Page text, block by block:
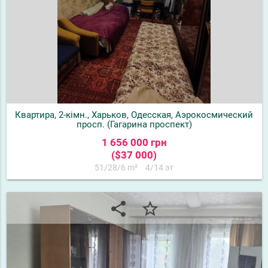
Квартира, 2-кімн., Харьков, Одесская, Аэрокосмический
просп. (Гагарина проспект)
1 656 000 грн
($37 000)
51/28/6 m² 4/14 эт
share star_border